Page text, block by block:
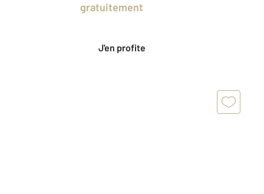
gratuitement
J'en profite